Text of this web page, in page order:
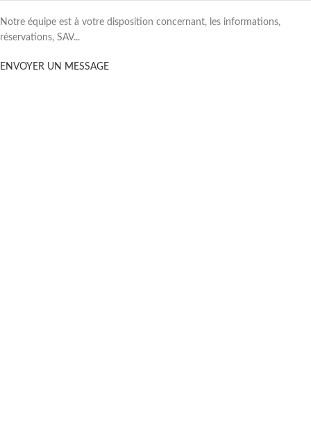
Notre équipe est à votre disposition concernant, les informations,
réservations, SAV...
ENVOYER UN MESSAGE